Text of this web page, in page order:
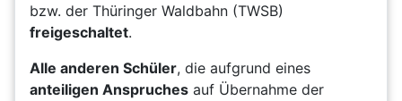
bzw. der Thüringer Waldbahn (TWSB)
freigeschaltet.
Alle anderen Schüler, die aufgrund eines
anteiligen Anspruches auf Übernahme der